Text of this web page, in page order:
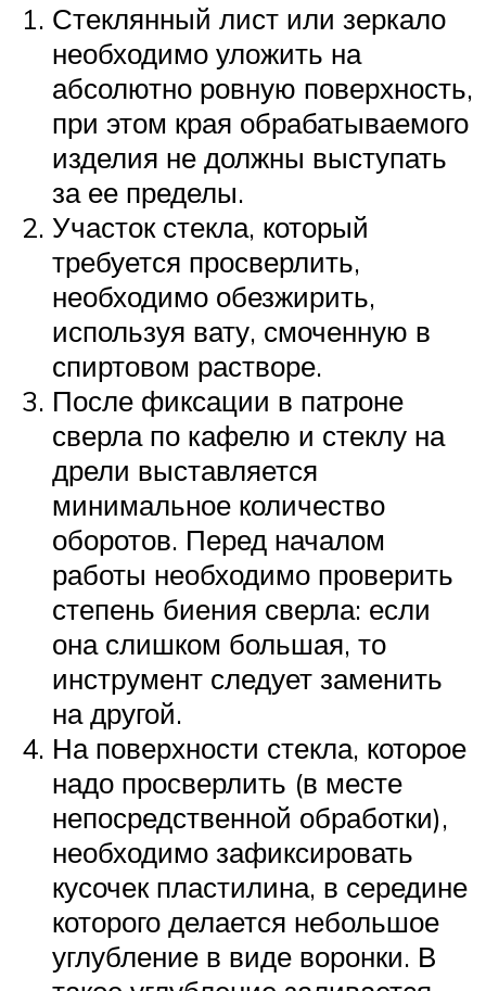
Стеклянный лист или зеркало
необходимо уложить на
абсолютно ровную поверхность,
при этом края обрабатываемого
изделия не должны выступать
за ее пределы.
Участок стекла, который
требуется просверлить,
необходимо обезжирить,
используя вату, смоченную в
спиртовом растворе.
После фиксации в патроне
сверла по кафелю и стеклу на
дрели выставляется
минимальное количество
оборотов. Перед началом
работы необходимо проверить
степень биения сверла: если
она слишком большая, то
инструмент следует заменить
на другой.
На поверхности стекла, которое
надо просверлить (в месте
непосредственной обработки),
необходимо зафиксировать
кусочек пластилина, в середине
которого делается небольшое
углубление в виде воронки. В